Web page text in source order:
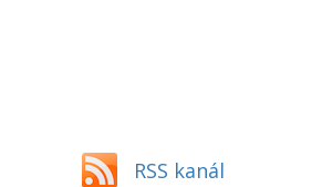
RSS kanál